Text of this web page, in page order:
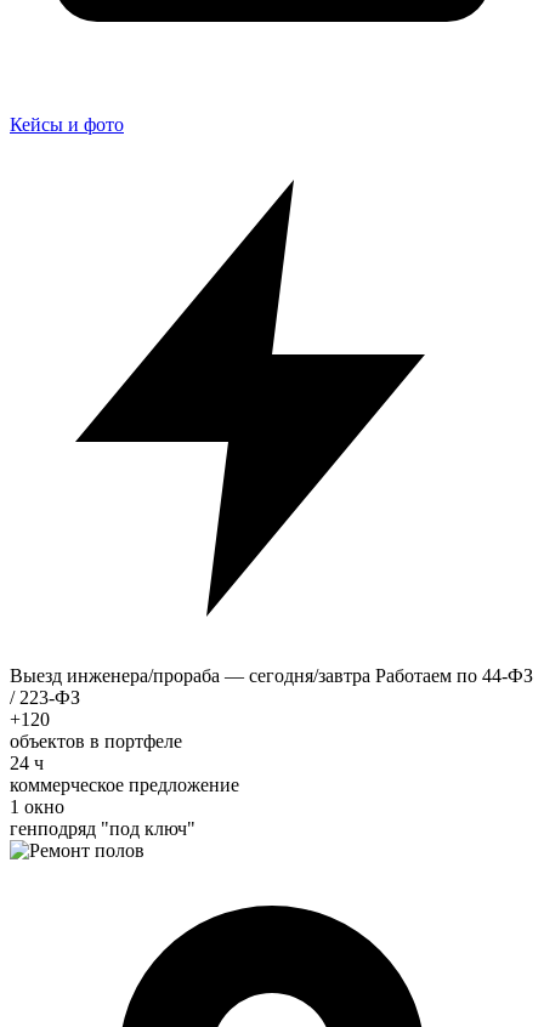
Кейсы и фото
Выезд инженера/прораба — сегодня/завтра Работаем по 44-ФЗ
/ 223-ФЗ
+120
объектов в портфеле
24 ч
коммерческое предложение
1 окно
генподряд "под ключ"